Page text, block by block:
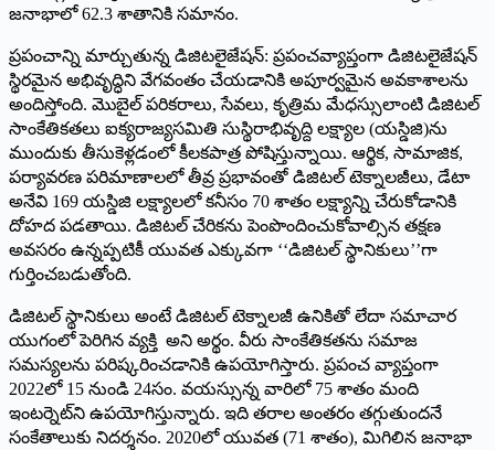
జనాభాలో 62.3 శాతానికి సమానం.
ప్రపంచాన్ని మార్చుతున్న డిజిటలైజేషన్‌: ప్రపంచవ్యాప్తంగా డిజిటలైజేషన్‌
స్థిరమైన అభివృద్ధిని వేగవంతం చేయడానికి అపూర్వమైన అవకాశాలను
అందిస్తోంది. మొబైల్‌ పరికరాలు, సేవలు, కృత్రిమ మేధస్సులాంటి డిజిటల్‌
సాంకేతికతలు ఐక్యరాజ్యసమితి సుస్థిరాభివృద్ది లక్ష్యాల (యస్డిజి)ను
ముందుకు తీసుకెళ్లడంలో కీలకపాత్ర పోషిస్తున్నాయి. ఆర్థిక, సామాజిక,
పర్యావరణ పరిమాణాలలో తీవ్ర ప్రభావంతో డిజిటల్‌ టెక్నాలజీలు, డేటా
అనేవి 169 యస్డిజి లక్ష్యాలలో కనీసం 70 శాతం లక్ష్యాన్ని చేరుకోడానికి
దోహద పడతాయి. డిజిటల్‌ చేరికను పెంపొందించుకోవాల్సిన తక్షణ
అవసరం ఉన్నప్పటికీ యువత ఎక్కువగా ‘‘డిజిటల్‌ స్థానికులు’’గా
గుర్తించబడుతోంది.
డిజిటల్‌ స్థానికులు అంటే డిజిటల్‌ టెక్నాలజీ ఉనికితో లేదా సమాచార
యుగంలో పెరిగిన వ్యక్తి అని అర్థం. వీరు సాంకేతికతను సమాజ
సమస్యలను పరిష్కరించడానికి ఉపయోగిస్తారు. ప్రపంచ వ్యాప్తంగా
2022లో 15 నుండి 24సం. వయస్సున్న వారిలో 75 శాతం మంది
ఇంటర్నెట్‌ని ఉపయోగిస్తున్నారు. ఇది తరాల అంతరం తగ్గుతుందనే
సంకేతాలుకు నిదర్శనం. 2020లో యువత (71 శాతం), మిగిలిన జనాభా